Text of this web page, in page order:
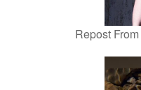
Repost